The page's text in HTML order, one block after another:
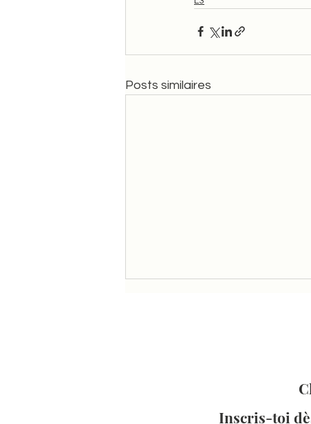
Posts similaires
Ce que j’aurais aimé savoir
Inscris-toi